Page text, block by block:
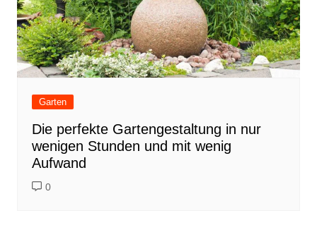
Garten
Die perfekte Gartengestaltung in nur
wenigen Stunden und mit wenig
Aufwand
0